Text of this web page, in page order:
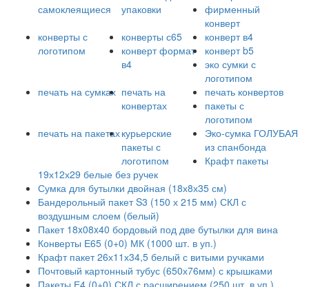
самоклеящиеся
упаковки
фирменный
конверт
конверты с
логотипом
конверты с65
конверт в4
конверт формат
в4
конверт b5
эко сумки с
логотипом
печать на сумках печать на
конвертах
печать конвертов
пакеты с
логотипом
печать на пакетахкурьерские
пакеты с
логотипом
Эко-сумка ГОЛУБАЯ
из спанбонда
Крафт пакеты
19х12х29 белые без ручек
Сумка для бутылки двойная (18х8х35 см)
Бандерольный пакет S3 (150 х 215 мм) СКЛ с
воздушным слоем (белый)
Пакет 18x08x40 бордовый под две бутылки для вина
Конверты Е65 (0+0) МК (1000 шт. в уп.)
Крафт пакет 26х11х34,5 белый с витыми ручками
Почтовый картонный тубус (650х76мм) с крышками
Пакеты Е4 (0+0) СКЛ с расширением (250 шт. в уп.)